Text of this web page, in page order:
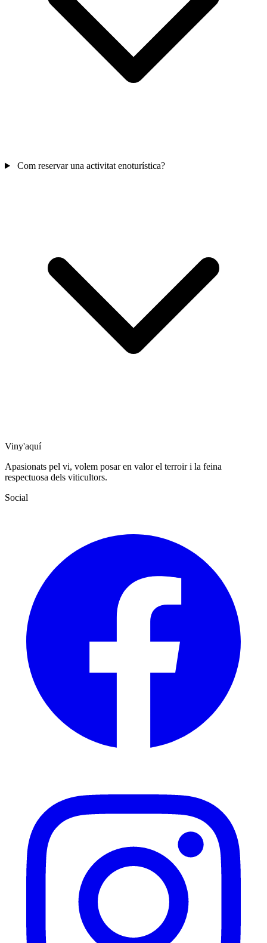
Com reservar una activitat enoturística?
Viny'aquí
Apasionats pel vi, volem posar en valor el terroir i la feina
respectuosa dels viticultors.
Social